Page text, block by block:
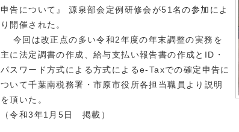
申告について』 源泉部会定例研修会が51名の参加によ
り開催された。
今回は改正点の多い令和2年度の年末調整の実務を
主に法定調書の作成、給与支払い報告書の作成とID・
パスワード方式による方式によるe-Taxでの確定申告に
ついて千葉南税務署・市原市役所各担当職員より説明
を頂いた。
（令和3年1月5日 掲載）